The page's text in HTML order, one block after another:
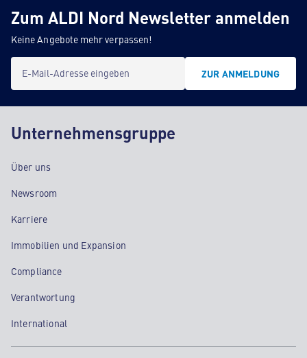
Zum ALDI Nord Newsletter anmelden
Keine Angebote mehr verpassen!
E-Mail-Adresse eingeben ZUR ANMELDUNG
Unternehmensgruppe
Über uns
Newsroom
Karriere
Immobilien und Expansion
Compliance
Verantwortung
International